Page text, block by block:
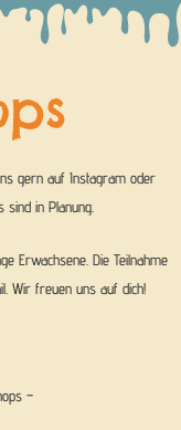
gern auf Instagram oder
in Planung.
Erwachsene. Die Teilnahme
Wir freuen uns auf dich!
–